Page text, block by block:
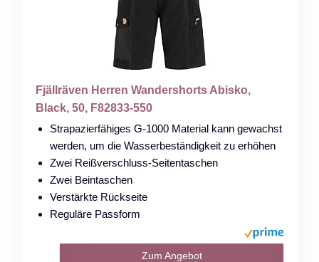
Fjällräven Herren Wandershorts Abisko,
Black, 50, F82833-550
Strapazierfähiges G-1000 Material kann gewachst
werden, um die Wasserbeständigkeit zu erhöhen
Zwei Reißverschluss-Seitentaschen
Zwei Beintaschen
Verstärkte Rückseite
Reguläre Passform
Zum Angebot